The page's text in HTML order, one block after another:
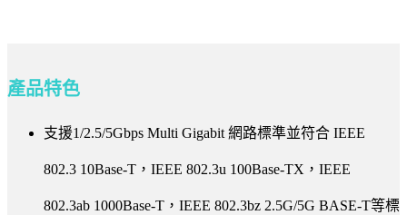
產品特色
支援1/2.5/5Gbps Multi Gigabit 網路標準並符合 IEEE
802.3 10Base-T，IEEE 802.3u 100Base-TX，IEEE
802.3ab 1000Base-T，IEEE 802.3bz 2.5G/5G BASE-T等標